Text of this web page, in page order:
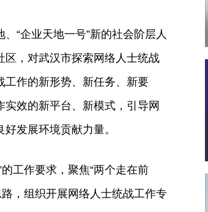
“企业天地一号”新的社会阶层人
，对武汉市探索网络人士统战
工作的新形势、新任务、新要
效的新平台、新模式，引导网
发展环境贡献力量。
工作要求，聚焦“两个走在前
路，组织开展网络人士统战工作专